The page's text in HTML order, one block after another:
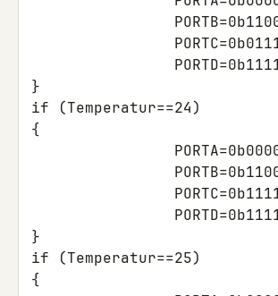
PORTB=
PORTC=
PORTD=
}
if
(Temperatur==24)
{
PORTA=
PORTB=
PORTC=
PORTD=
}
if
(Temperatur==25)
{